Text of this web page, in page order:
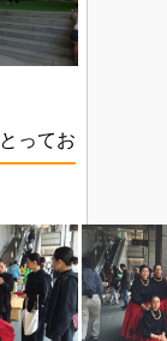
とってお